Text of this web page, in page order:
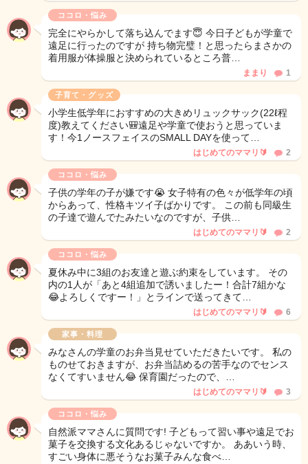
ココロ・悩み
完全にやらかして落ち込んでます😇 今日子どもが学童で
遠足に行ったのですが 持ち物完璧！と思ったらまさかの
着用服が体操服と決められているところ普…
ままり 1
子育て・グッズ
小学生低学年におすすめの大きめリュックサック(22ℓ程
度)教えてください🎒遠足や学童で使おうと思っていま
す！今1ノースフェイスのSMALL DAYを使って…
はじめてのママリ🔰 2
ココロ・悩み
子供の学年の子が嫌です😭 女子特有の色々が低学年の頃
からあって、性格キツイ子ばかりです。 この前も同級生
の子達で遊んでたみたいなのですが、子供…
はじめてのママリ🔰 2
ココロ・悩み
夏休み中に3組のお友達と遊ぶ約束をしています。 その
内の1人が「あと4組追加で誘いましたー！合計7組かな
😂よろしくですー！」とラインで送ってきて…
はじめてのママリ🔰 6
家事・料理
みなさんの学童のお弁当見せていただきたいです。 私の
ものせておきますが、お弁当詰めるの苦手なのでセンス
なくてすいません😂 保育園だったので、…
はじめてのママリ🔰 3
ココロ・悩み
自然派ママさんに質問です! 子どもって習い事や遠足でお
菓子を交換する文化あるじゃないですか。 ああいう時、
すごい身体に悪そうなお菓子みんな食べ…